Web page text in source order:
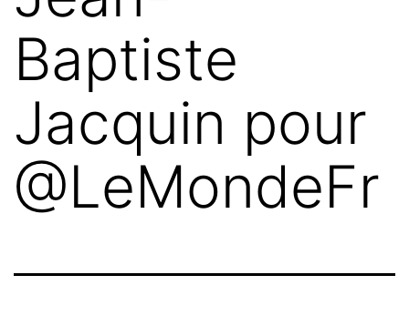
Baptiste
Jacquin pour
@LeMondeFr